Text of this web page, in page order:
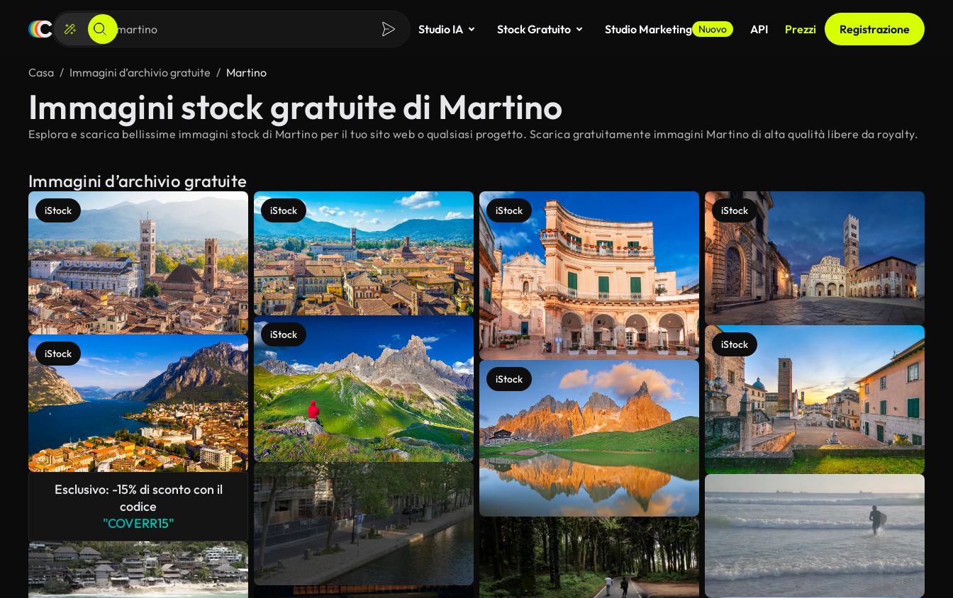
Studio IA Stock Gratuito Studio Marketing Nuovo API Prezzi Registrazione
Casa Immagini d’archivio gratuite Martino
Immagini stock gratuite di Martino
Esplora e scarica bellissime immagini stock di Martino per il tuo sito web o qualsiasi progetto. Scarica gratuitamente immagini Martino di alta qualità libere da royalty.
Immagini d’archivio gratuite
iStock
iStock
Esclusivo: -15% di sconto con il
codice
"COVERR15"
iStock
iStock
iStock
iStock
iStock
iStock
Scopri di più